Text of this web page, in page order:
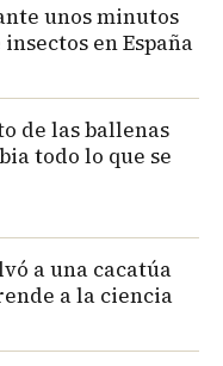
unos minutos
en España
de las ballenas
todo lo que se
a una cacatúa
a la ciencia